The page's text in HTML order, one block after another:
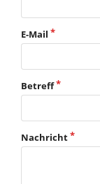
E-Mail
Betreff
Nachricht